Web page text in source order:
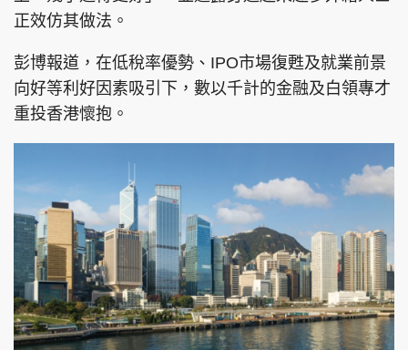
正效仿其做法。
彭博報道，在低稅率優勢、IPO市場復甦及就業前景
向好等利好因素吸引下，數以千計的金融及白領專才
重投香港懷抱。